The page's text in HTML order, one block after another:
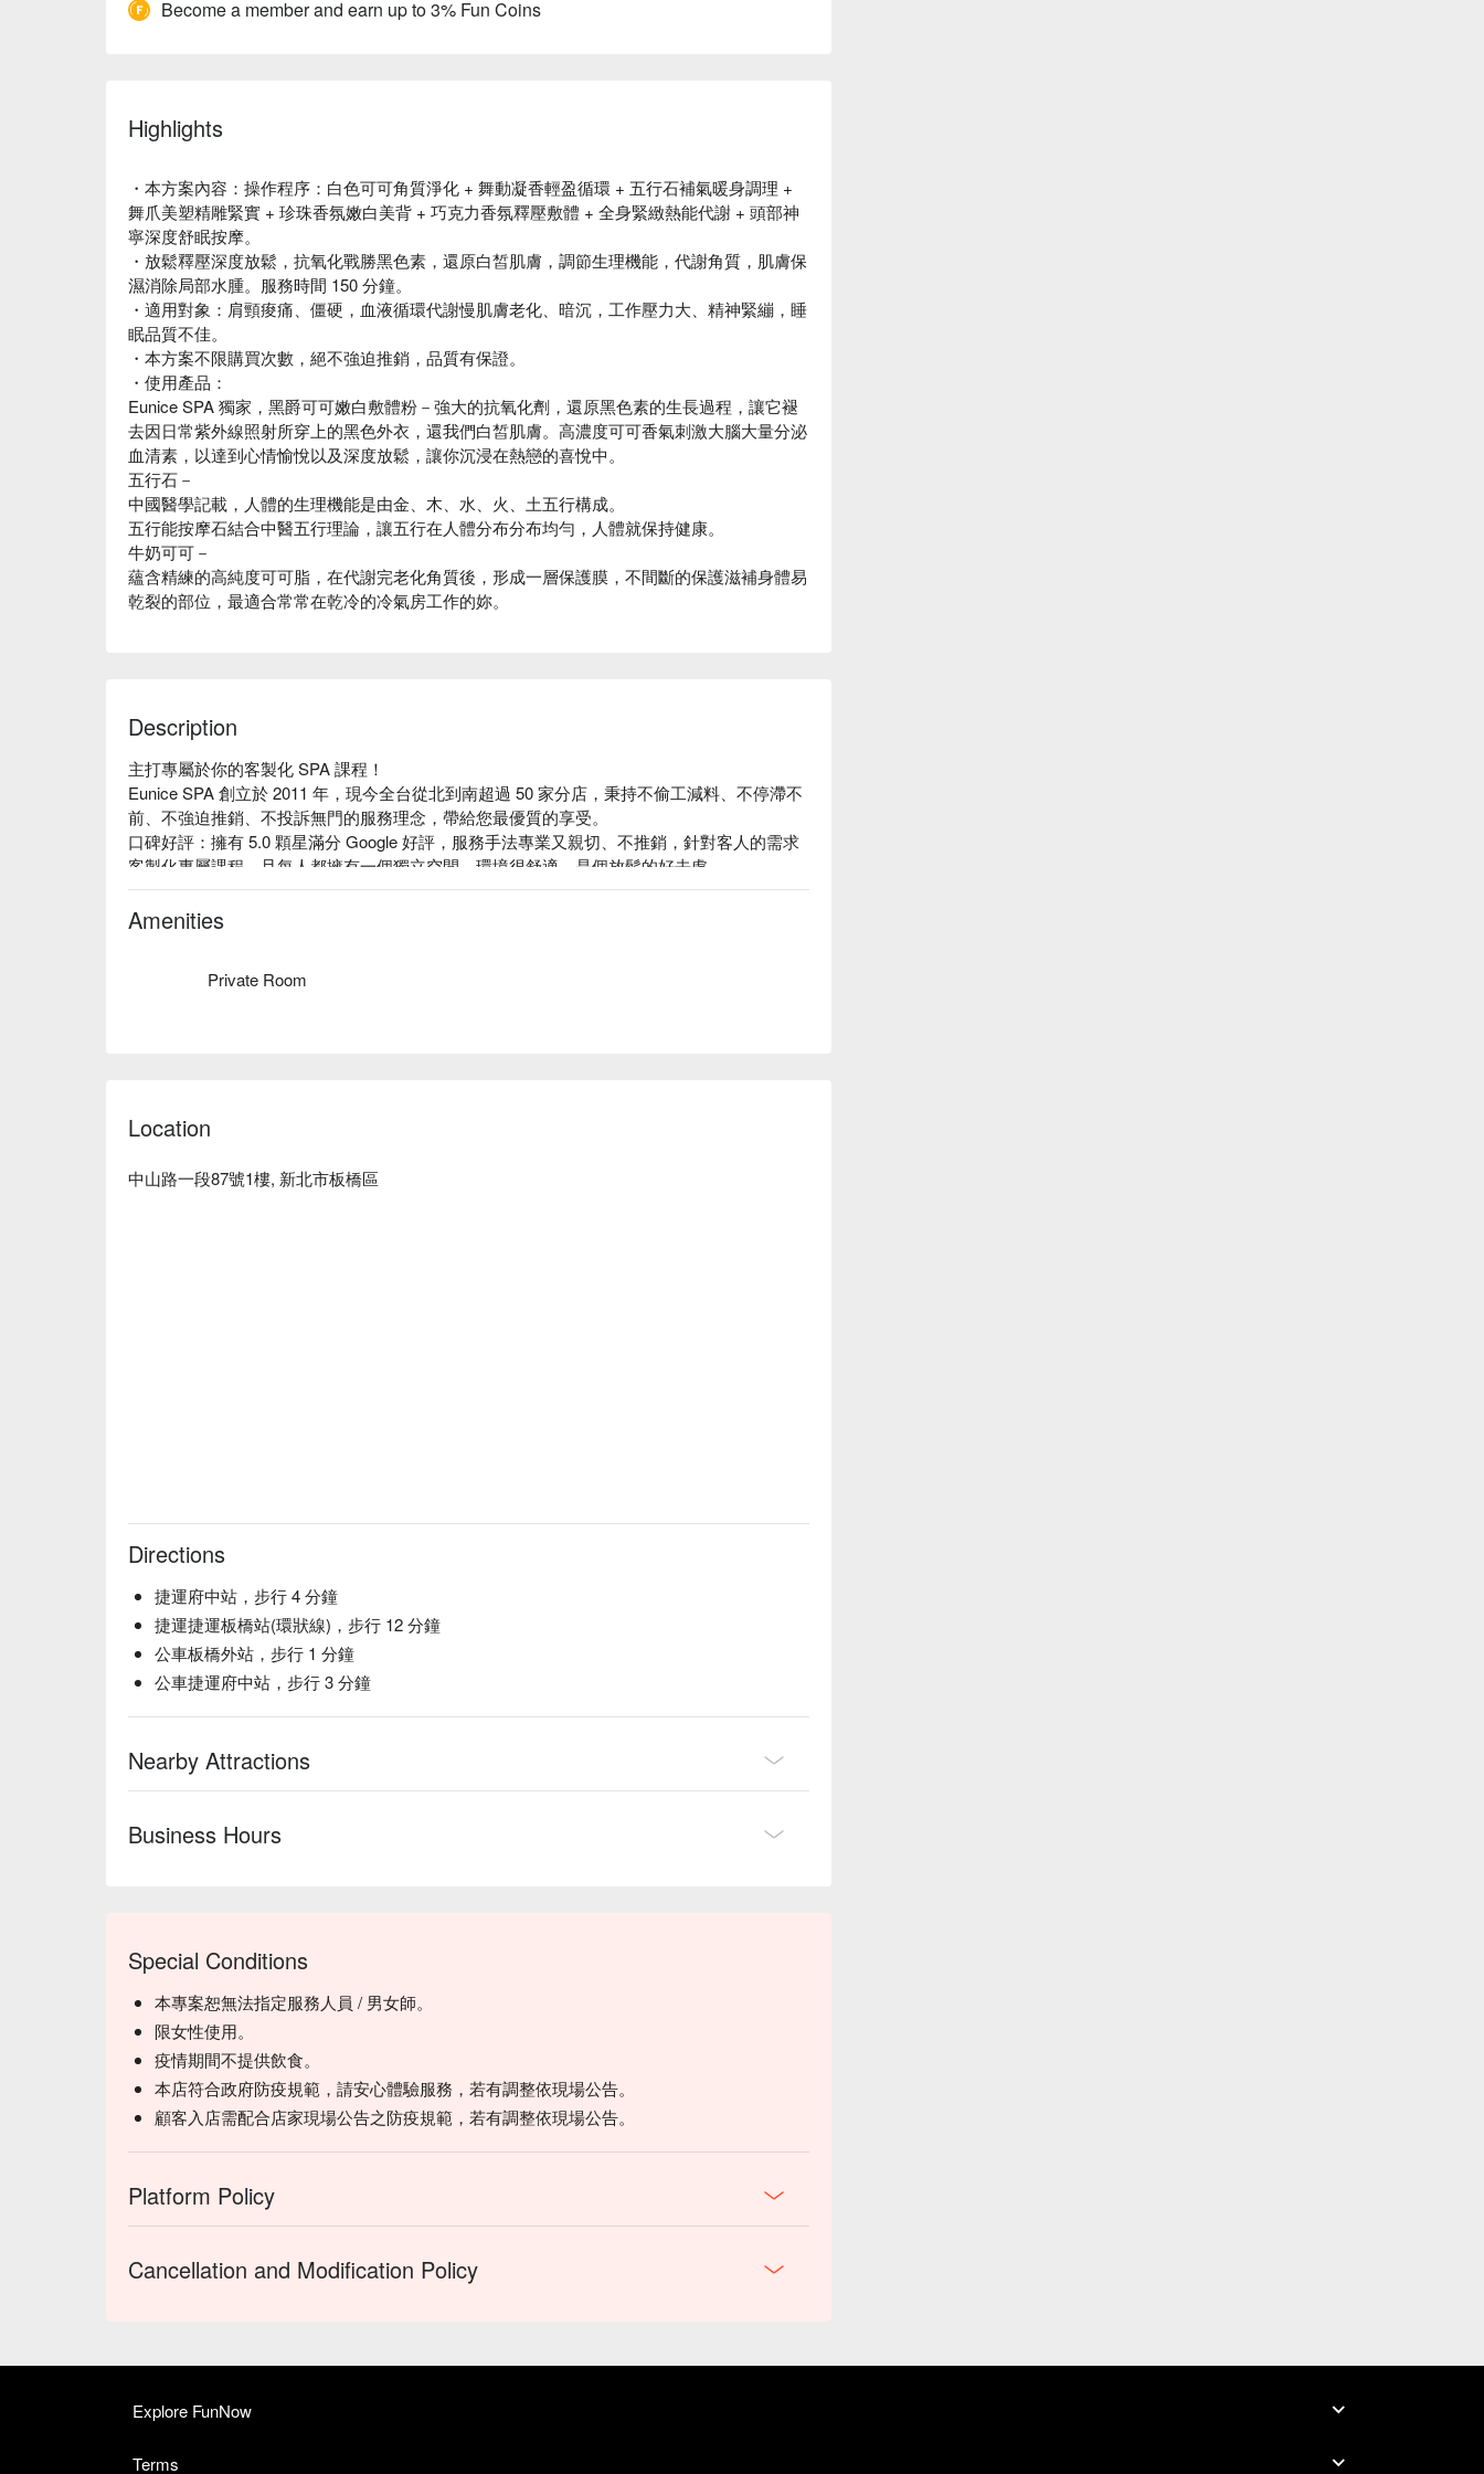
Become a member and earn up to 3% Fun Coins
Highlights
・本方案內容：操作程序：白色可可角質淨化 + 舞動凝香輕盈循環 + 五行石補氣暖身調理 +
舞爪美塑精雕緊實 + 珍珠香氛嫩白美背 + 巧克力香氛釋壓敷體 + 全身緊緻熱能代謝 + 頭部神
寧深度舒眠按摩。
・放鬆釋壓深度放鬆，抗氧化戰勝黑色素，還原白皙肌膚，調節生理機能，代謝角質，肌膚保
濕消除局部水腫。服務時間 150 分鐘。
・適用對象：肩頸痠痛、僵硬，血液循環代謝慢肌膚老化、暗沉，工作壓力大、精神緊繃，睡
眠品質不佳。
・本方案不限購買次數，絕不強迫推銷，品質有保證。
・使用產品：
Eunice SPA 獨家，黑爵可可嫩白敷體粉－強大的抗氧化劑，還原黑色素的生長過程，讓它褪
去因日常紫外線照射所穿上的黑色外衣，還我們白皙肌膚。高濃度可可香氣刺激大腦大量分泌
血清素，以達到心情愉悅以及深度放鬆，讓你沉浸在熱戀的喜悅中。
五行石－
中國醫學記載，人體的生理機能是由金、木、水、火、土五行構成。
五行能按摩石結合中醫五行理論，讓五行在人體分布分布均勻，人體就保持健康。
牛奶可可－
蘊含精練的高純度可可脂，在代謝完老化角質後，形成一層保護膜，不間斷的保護滋補身體易
乾裂的部位，最適合常常在乾冷的冷氣房工作的妳。
Description
主打專屬於你的客製化 SPA 課程！
Eunice SPA 創立於 2011 年，現今全台從北到南超過 50 家分店，秉持不偷工減料、不停滯不
前、不強迫推銷、不投訴無門的服務理念，帶給您最優質的享受。
口碑好評：擁有 5.0 顆星滿分 Google 好評，服務手法專業又親切、不推銷，針對客人的需求
客製化專屬課程，且每人都擁有一個獨立空間，環境很舒適，是個放鬆的好去處。
專業服務：六國特色 SPA 再分類成「放鬆、調理、纖體」之三大護理主軸，提供全方位的美
體體驗。
Amenities
Private Room
Location
中山路一段87號1樓, 新北市板橋區
Directions
捷運府中站，步行 4 分鐘
捷運捷運板橋站(環狀線)，步行 12 分鐘
公車板橋外站，步行 1 分鐘
公車捷運府中站，步行 3 分鐘
Nearby Attractions
Business Hours
Special Conditions
本專案恕無法指定服務人員 / 男女師。
限女性使用。
疫情期間不提供飲食。
本店符合政府防疫規範，請安心體驗服務，若有調整依現場公告。
顧客入店需配合店家現場公告之防疫規範，若有調整依現場公告。
Platform Policy
Cancellation and Modification Policy
Explore FunNow
Terms